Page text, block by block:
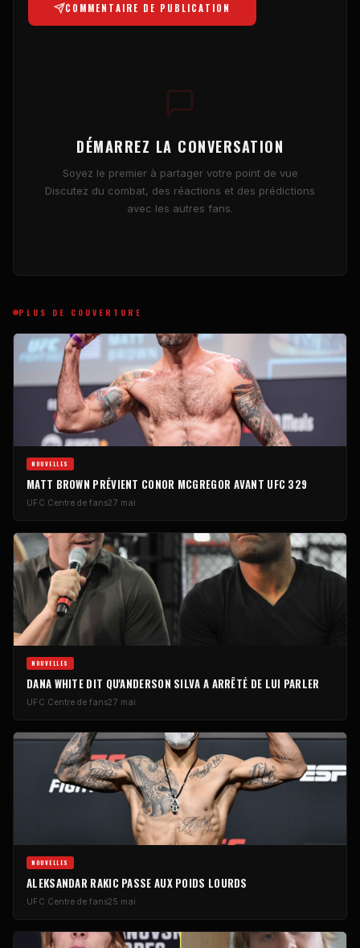
COMMENTAIRE DE PUBLICATION
DÉMARREZ LA CONVERSATION
Soyez le premier à partager votre point de vue
Discutez du combat, des réactions et des prédictions
avec les autres fans.
PLUS DE COUVERTURE
NOUVELLES
MATT BROWN PRÉVIENT CONOR MCGREGOR AVANT UFC 329
UFC Centre de fans27 mai
NOUVELLES
DANA WHITE DIT QU'ANDERSON SILVA A ARRÊTÉ DE LUI PARLER
UFC Centre de fans27 mai
NOUVELLES
ALEKSANDAR RAKIC PASSE AUX POIDS LOURDS
UFC Centre de fans25 mai